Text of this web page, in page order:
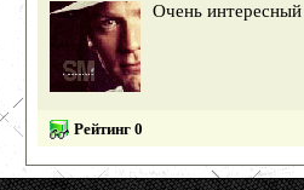
Очень
Рейтинг 0